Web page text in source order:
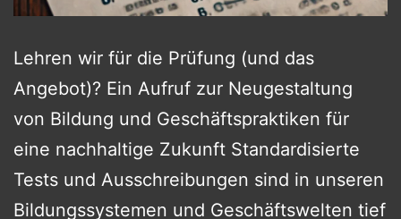
Lehren wir für die Prüfung (und das
Angebot)? Ein Aufruf zur Neugestaltung
von Bildung und Geschäftspraktiken für
eine nachhaltige Zukunft Standardisierte
Tests und Ausschreibungen sind in unseren
Bildungssystemen und Geschäftswelten tief